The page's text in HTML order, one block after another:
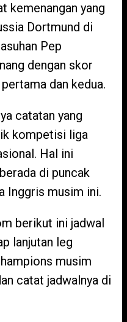
kemenangan yang
Dortmund di
Pep
dengan skor
dan kedua.
catatan yang
kompetisi liga
Hal ini
di puncak
Inggris musim ini.
berikut ini jadwal
lanjutan leg
musim
catat jadwalnya di